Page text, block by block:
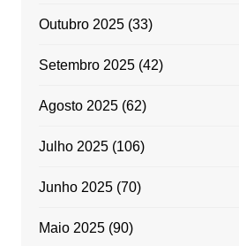
Outubro 2025(33)
Setembro 2025(42)
Agosto 2025(62)
Julho 2025(106)
Junho 2025(70)
Maio 2025(90)